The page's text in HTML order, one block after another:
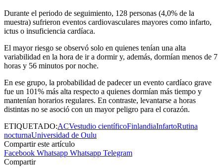
Durante el periodo de seguimiento, 128 personas (4,0% de la
muestra) sufrieron eventos cardiovasculares mayores como infarto,
ictus o insuficiencia cardíaca.
El mayor riesgo se observó solo en quienes tenían una alta
variabilidad en la hora de ir a dormir y, además, dormían menos de 7
horas y 56 minutos por noche.
En ese grupo, la probabilidad de padecer un evento cardíaco grave
fue un 101% más alta respecto a quienes dormían más tiempo y
mantenían horarios regulares. En contraste, levantarse a horas
distintas no se asoció con un mayor peligro para el corazón.
ETIQUETADO:ACVestudio científicoFinlandiaInfartoRutina
nocturnaUniversidad de Oulu
Compartir este artículo
Facebook Whatsapp Whatsapp Telegram
Compartir